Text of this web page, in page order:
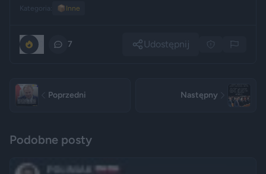
Kategoria: 📦 Inne
7 Udostępnij
Poprzedni Następny
Podobne posty